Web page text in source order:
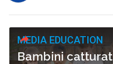
MEDIA EDUCATION
Bambini